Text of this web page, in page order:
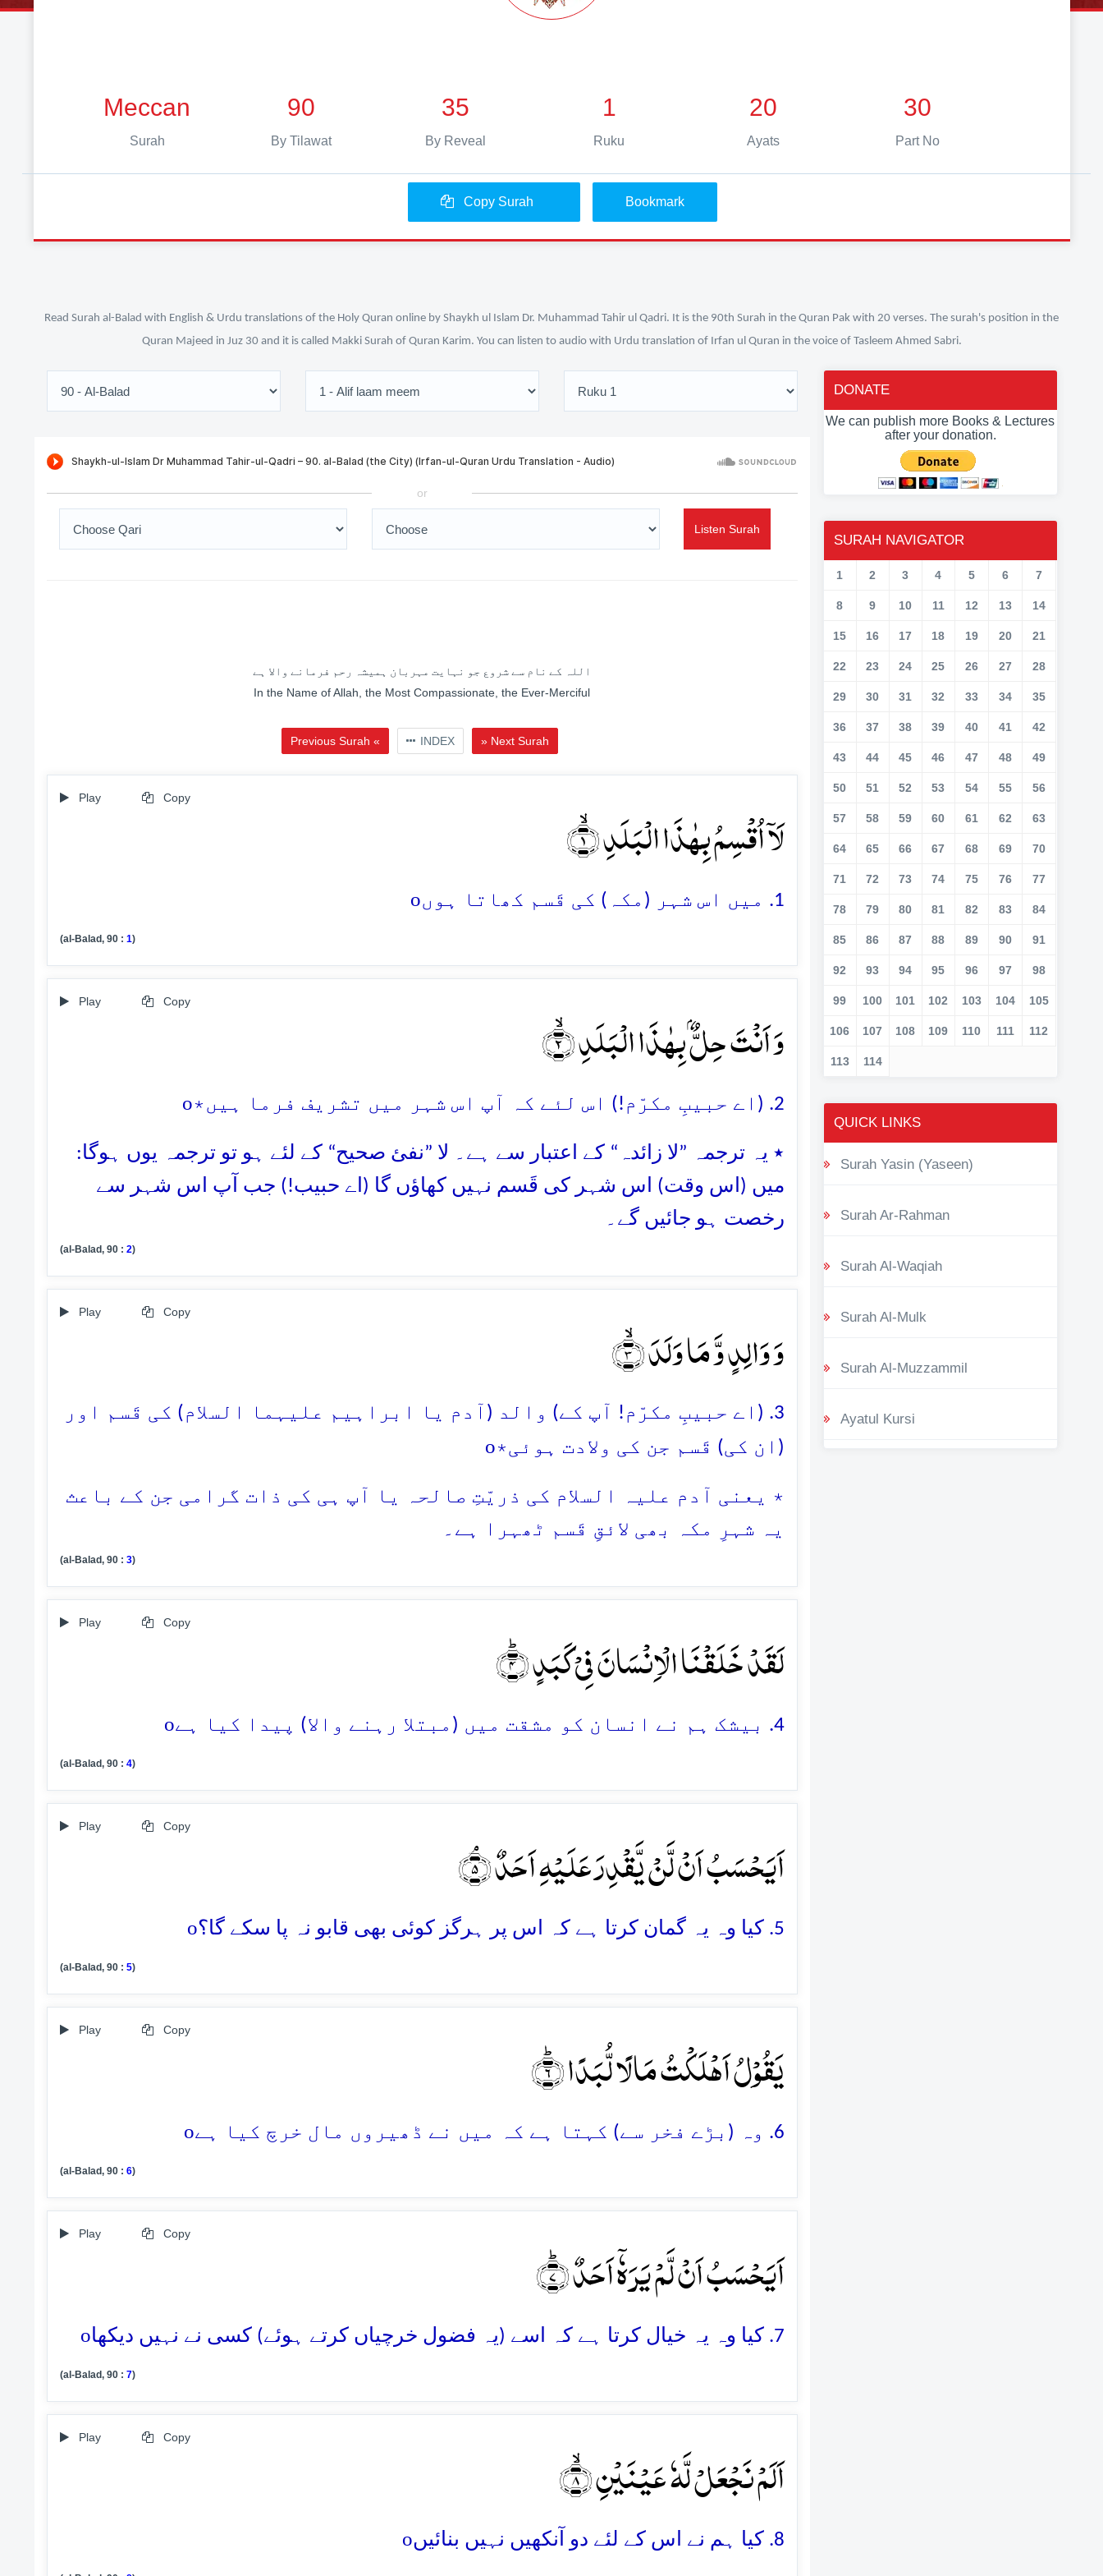
Meccan
Surah
90
By Tilawat
35
By Reveal
1
Ruku
20
Ayats
30
Part No
Copy Surah Bookmark
Read Surah al-Balad with English & Urdu translations of the Holy Quran online by Shaykh ul Islam Dr. Muhammad Tahir ul Qadri. It is the 90th Surah in the Quran Pak with 20 verses. The surah's position in the
Quran Majeed in Juz 30 and it is called Makki Surah of Quran Karim. You can listen to audio with Urdu translation of Irfan ul Quran in the voice of Tasleem Ahmed Sabri.
or
Listen Surah
اللہ کے نام سے شروع جو نہایت مہربان ہمیشہ رحم فرمانے والا ہے
In the Name of Allah, the Most Compassionate, the Ever-Merciful
Previous Surah « INDEX » Next Surah
Play Copy
لَاۤ اُقۡسِمُ بِہٰذَا الۡبَلَدِ ۙ﴿۱﴾
1. میں اس شہر (مکہ) کی قَسم کھاتا ہوں o
(al-Balad, 90 : 1)
Play Copy
وَ اَنۡتَ حِلٌّۢ بِہٰذَا الۡبَلَدِ ۙ﴿۲﴾
2. (اے حبیبِ مکرّم!) اس لئے کہ آپ اس شہر میں تشریف فرما ہیں٭ o
٭ یہ ترجمہ ”لا زائدہ“ کے اعتبار سے ہے۔ لا ”نفئ صحیح“ کے لئے ہو تو ترجمہ یوں ہوگا:
میں (اس وقت) اس شہر کی قَسم نہیں کھاؤں گا (اے حبیب!) جب آپ اس شہر سے
رخصت ہو جائیں گے۔
(al-Balad, 90 : 2)
Play Copy
وَ وَالِدٍ وَّ مَا وَلَدَ ۙ﴿۳﴾
3. (اے حبیبِ مکرّم! آپ کے) والد (آدم یا ابراہیم علیہما السلام) کی قَسم اور
(ان کی) قَسم جن کی ولادت ہوئی٭o
٭ یعنی آدم علیہ السلام کی ذریّتِ صالحہ یا آپ ہی کی ذات گرامی جن کے باعث
یہ شہرِ مکہ بھی لائقِ قَسم ٹھہرا ہے۔
(al-Balad, 90 : 3)
Play Copy
لَقَدۡ خَلَقۡنَا الۡاِنۡسَانَ فِیۡ کَبَدٍ ؕ﴿۴﴾
4. بیشک ہم نے انسان کو مشقت میں (مبتلا رہنے والا) پیدا کیا ہے o
(al-Balad, 90 : 4)
Play Copy
اَیَحۡسَبُ اَنۡ لَّنۡ یَّقۡدِرَ عَلَیۡہِ اَحَدٌ ۘ﴿۵﴾
5. کیا وہ یہ گمان کرتا ہے کہ اس پر ہرگز کوئی بھی قابو نہ پا سکے گا؟ o
(al-Balad, 90 : 5)
Play Copy
یَقُوۡلُ اَہۡلَکۡتُ مَالًا لُّبَدًا ؕ﴿۶﴾
6. وہ (بڑے فخر سے) کہتا ہے کہ میں نے ڈھیروں مال خرچ کیا ہے o
(al-Balad, 90 : 6)
Play Copy
اَیَحۡسَبُ اَنۡ لَّمۡ یَرَہٗۤ اَحَدٌ ؕ﴿۷﴾
7. کیا وہ یہ خیال کرتا ہے کہ اسے (یہ فضول خرچیاں کرتے ہوئے) کسی نے نہیں دیکھا o
(al-Balad, 90 : 7)
Play Copy
اَلَمۡ نَجۡعَلۡ لَّہٗ عَیۡنَیۡنِ ۙ﴿۸﴾
8. کیا ہم نے اس کے لئے دو آنکھیں نہیں بنائیں o
DONATE
We can publish more Books & Lectures
after your donation.
SURAH NAVIGATOR
1 2 3 4 5 6 7
8 9 10 11 12 13 14
15 16 17 18 19 20 21
22 23 24 25 26 27 28
29 30 31 32 33 34 35
36 37 38 39 40 41 42
43 44 45 46 47 48 49
50 51 52 53 54 55 56
57 58 59 60 61 62 63
64 65 66 67 68 69 70
71 72 73 74 75 76 77
78 79 80 81 82 83 84
85 86 87 88 89 90 91
92 93 94 95 96 97 98
99 100 101 102 103 104 105
106 107 108 109 110 111 112
113 114
QUICK LINKS
Surah Yasin (Yaseen)
Surah Ar-Rahman
Surah Al-Waqiah
Surah Al-Mulk
Surah Al-Muzzammil
Ayatul Kursi